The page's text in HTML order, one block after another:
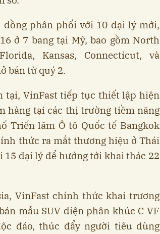
phân phối với 10 đại lý mới,
ở 7 bang tại Mỹ, bao gồm North
Kansas, Connecticut, và
bán từ quý 2.
tại, VinFast tiếp tục thiết lập hiện
hàng tại các thị trường tiềm năng
Triển lãm Ô tô Quốc tế Bangkok
thức ra mắt thương hiệu ở Thái
15 đại lý để hướng tới khai thác 22
VinFast chính thức khai trương
mẫu SUV điện phân khúc C VF
đáo, thúc đẩy người tiêu dùng